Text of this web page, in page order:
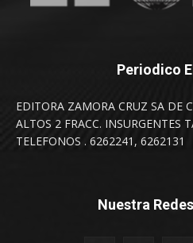
Periodico
EDITORA ZAMORA CRUZ SA DE
ALTOS 2 FRACC. INSURGENTES
TELEFONOS . 6262241, 6262131
Nuestra